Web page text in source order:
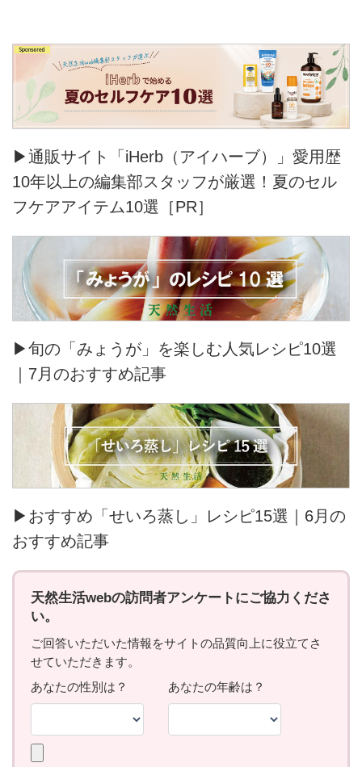
▶通販サイト「iHerb（アイハーブ）」愛用歴
10年以上の編集部スタッフが厳選！夏のセル
フケアアイテム10選［PR］
▶旬の「みょうが」を楽しむ人気レシピ10選
｜7月のおすすめ記事
▶おすすめ「せいろ蒸し」レシピ15選｜6月の
おすすめ記事